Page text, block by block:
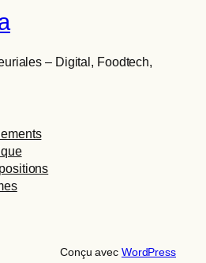
– Digital, Foodtech,
Conçu avec WordPress